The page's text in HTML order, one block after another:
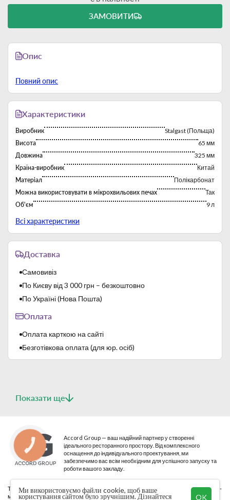
ЗАМОВИТИ
Опис
Повний опис
Характеристики
Виробник
Stalgast (Польща)
Висота
65 мм
Довжина
325 мм
Країна-виробник
Китай
Матеріал
Полікарбонат
Можна використовувати в мікрохвильових печах
Так
Об'єм
9 л
Розмір
Температура макс.
+110 °C
Тип
Всі характеристики
Доставка
Самовивіз
По Києву від 3 000 грн – безкоштовно
По Україні (Нова Пошта)
Оплата
Оплата карткою на сайті
Безготівкова оплата (для юр. осіб)
Показати ще
Accord Group — ваш надійний партнер у створенні
ідеального ресторанного простору. Від комплексного
оснащення до індивідуального проектування, ми
забезпечимо вас всім необхідним для успішного запуску та
роботи вашого закладу.
ТМ використовується на підставі ліцензії правовласника Accord Group © Інтернет-
магазин «Accord Group™» 2009–2026
Ми використовуємо файли cookie, щоб ваше
користування сайтом було зручнішим. Дізнайтеся OK
КНОПКА
СВЯЗИ